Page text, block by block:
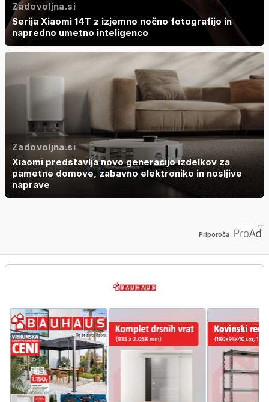
Zadovoljna.si
Serija Xiaomi 14T z izjemno nočno fotografijo in
napredno umetno inteligenco
Zadovoljna.si
Xiaomi predstavlja novo generacijo izdelkov za
pametne domove, zabavno elektroniko in nosljive
naprave
Priporoča